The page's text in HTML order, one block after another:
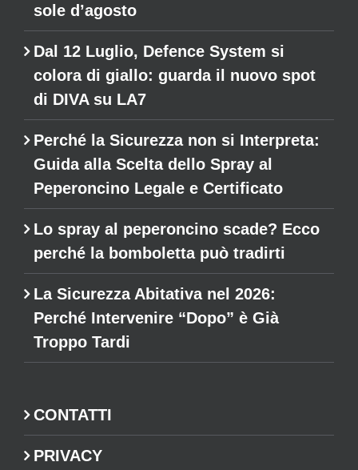
sole d’agosto
Dal 12 Luglio, Defence System si
colora di giallo: guarda il nuovo spot
di DIVA su LA7
Perché la Sicurezza non si Interpreta:
Guida alla Scelta dello Spray al
Peperoncino Legale e Certificato
Lo spray al peperoncino scade? Ecco
perché la bomboletta può tradirti
La Sicurezza Abitativa nel 2026:
Perché Intervenire “Dopo” è Già
Troppo Tardi
CONTATTI
PRIVACY